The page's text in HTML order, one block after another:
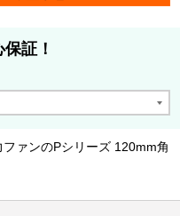
証！
ァンのPシリーズ 120mm角